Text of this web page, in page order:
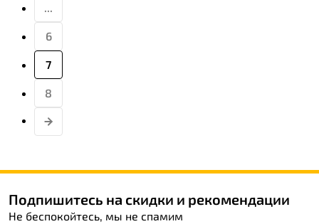
...
6
7
8
Подпишитесь на скидки и рекомендации
Не беспокойтесь, мы не спамим